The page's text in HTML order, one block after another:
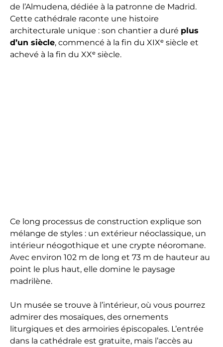
de l’Almudena, dédiée à la patronne de Madrid.
Cette cathédrale raconte une histoire
architecturale unique : son chantier a duré plus
d’un siècle, commencé à la fin du XIXᵉ siècle et
achevé à la fin du XXᵉ siècle.
Ce long processus de construction explique son
mélange de styles : un extérieur néoclassique, un
intérieur néogothique et une crypte néoromane.
Avec environ 102 m de long et 73 m de hauteur au
point le plus haut, elle domine le paysage
madrilène.
Un musée se trouve à l’intérieur, où vous pourrez
admirer des mosaïques, des ornements
liturgiques et des armoiries épiscopales. L’entrée
dans la cathédrale est gratuite, mais l’accès au